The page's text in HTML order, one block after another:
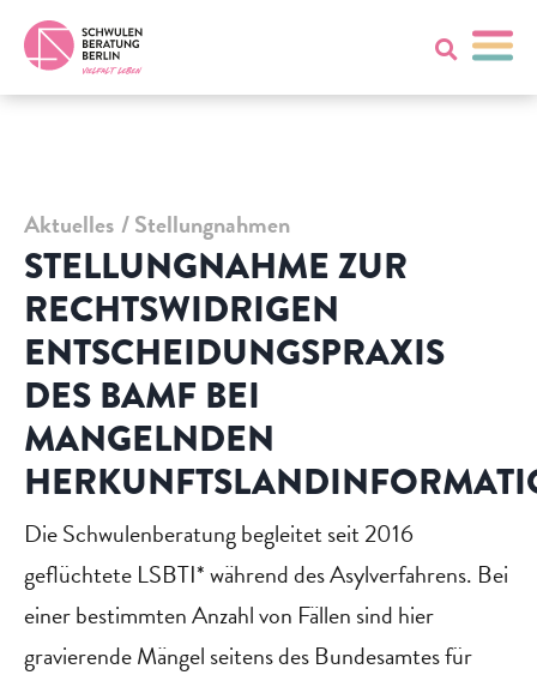
Aktuelles Stellungnahmen
STELLUNGNAHME ZUR
RECHTSWIDRIGEN
ENTSCHEIDUNGSPRAXIS
DES BAMF BEI
MANGELNDEN
Die Schwulenberatung begleitet seit 2016
geflüchtete LSBTI* während des Asylverfahrens. Bei
einer bestimmten Anzahl von Fällen sind hier
gravierende Mängel seitens des Bundesamtes für